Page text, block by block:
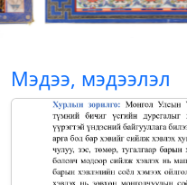
Мэдээ, мэдээлэл